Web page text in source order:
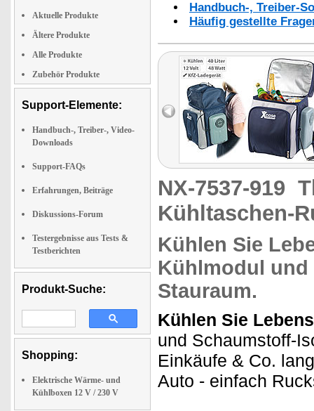
Aktuelle Produkte
Ältere Produkte
Alle Produkte
Zubehör Produkte
Support-Elemente:
Handbuch-, Treiber-, Video-
Downloads
Support-FAQs
Erfahrungen, Beiträge
Diskussions-Forum
Testergebnisse aus Tests &
Testberichten
Produkt-Suche:
Shopping:
Elektrische Wärme- und
Kühlboxen 12 V / 230 V
Handbuch-, Treiber-
Häufig gestellte
NX-7537-919
Kühltaschen-
Kühlen Sie
Kühlmodul
Stauraum.
Kühlen Sie
und Schaumstoff-
Einkäufe & Co.
Auto - einfach